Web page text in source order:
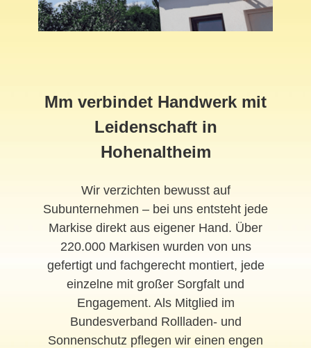
Mm verbindet Handwerk mit
Leidenschaft in
Hohenaltheim
Wir verzichten bewusst auf
Subunternehmen – bei uns entsteht jede
Markise direkt aus eigener Hand. Über
220.000 Markisen wurden von uns
gefertigt und fachgerecht montiert, jede
einzelne mit großer Sorgfalt und
Engagement. Als Mitglied im
Bundesverband Rollladen- und
Sonnenschutz pflegen wir einen engen